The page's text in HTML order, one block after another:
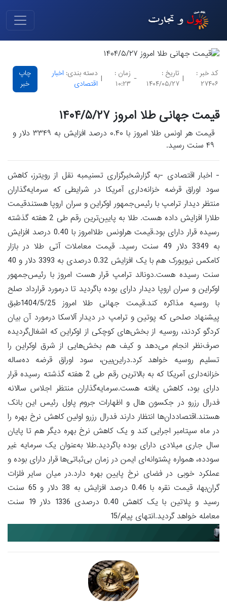
کد خبر :
۲۷۴۰۶
|
تاریخ :
۱۴۰۴/۰۵/۲۷
-
زمان :
۱۰:۲۳
|
دسته بندی: اخبار
اقتصادی
چاپ
خبر
قیمت جهانی طلا امروز ۱۴۰۴/۵/۲۷
قیمت هر اونس طلا امروز با ۰.۴۰ درصد افزایش به ۳۳۴۹ دلار و
۴۹ سنت رسید.
- اخبار اقتصادی -به گزارشخبرگزاری تسنیمبه نقل از رویترز، کاهش
سود اوراق قرضه خزانه‌داری آمریکا در شرایطی که سرمایه‌گذاران
منتظر دیدار ترامپ با رئیس‌جمهور اوکراین و سران اروپا هستندقیمت
طلارا افزایش داده هست. طلا به پایین‌ترین رقم طی 2 هفته گذشته
رسیده قرار دارای بود.قیمت هراونس طلاامروز با 0.40 درصد افزایش
به 3349 دلار 49 سنت رسید. قیمت معاملات آتی طلا در بازار
کامکس نیویورک هم با یک افزایش 0.32 درصدی به 3393 دلار و 40
سنت رسیده هست.دونالد ترامپ قرار هست امروز با رئیس‌جمهور
اوکراین و سران اروپا دیدار دارای بوده باگردید تا درمورد قرارداد صلح
با روسیه مذاکره کند.قیمت جهانی طلا امروز 1404/5/25طبق
پیشنهاد صلحی که پوتین و ترامپ در دیدار آلاسکا درمورد آن بیان
کردگو کردند، روسیه از بخش‌های کوچکی از اوکراین که اشغال‌گردیده
صرف‌نظر انجام می‌دهد و کیف هم بخش‌هایی از شرق اوکراین را
تسلیم روسیه خواهد کرد.دراین‌بین، سود اوراق قرضه ده‌ساله
خزانه‌داری آمریکا که به بالاترین رقم طی 2 هفته گذشته رسیده قرار
دارای بود، کاهش یافته هست.سرمایه‌گذاران منتظر اجلاس سالانه
فدرال رزرو در جکسون هال و اظهارات جروم پاول رئیس این بانک
هستند.اقتصاددان‌ها انتظار دارند فدرال رزرو اولین کاهش نرخ بهره را
در ماه سپتامبر اجرایی کند و یک کاهش نرخ بهره دیگر هم تا پایان
سال جاری میلادی دارای بوده باگردید.طلا به‌عنوان یک سرمایه غیر
سودده، همواره پشتوانه‌ای ایمن در زمان بی‌ثباتی‌ها قرار دارای بوده و
عملکرد خوبی در فضای نرخ پایین بهره دارد.در میان سایر فلزات
گران‌بها، قیمت نقره با 0.46 درصد افزایش به 38 دلار و 65 سنت
رسید و پلاتین با یک کاهش 0.40 درصدی 1336 دلار 19 سنت
معامله خواهد گردید.انتهای پیام/15